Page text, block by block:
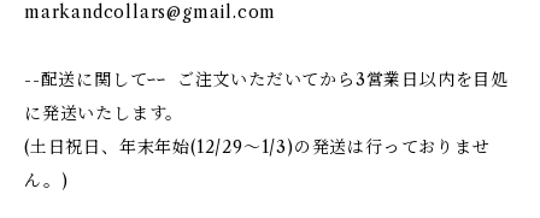
markandcollars@gmail.com
--配送に関してｰｰ ご注文いただいてから3営業日以内を目処
に発送いたします。
(土日祝日、年末年始(12/29〜1/3)の発送は行っておりませ
ん。)